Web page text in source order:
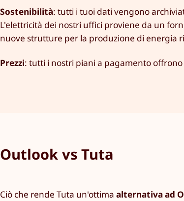
Sostenibilità: tutti i tuoi dati vengono
L'elettricità dei nostri uffici proviene da un
nuove strutture per la produzione di energia
Prezzi: tutti i nostri piani a pagamento
Outlook vs Tuta
Ciò che rende Tuta un'ottima alternativa ad